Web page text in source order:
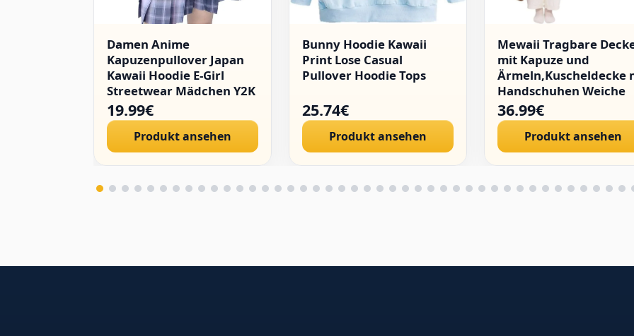
Damen Anime
Kapuzenpullover Japan
Kawaii Hoodie E-Girl
Streetwear Mädchen Y2K
Gothic Sweatshirt
Pullover
19.99€
Produkt ansehen
Bunny Hoodie Kawaii
Print Lose Casual
Pullover Hoodie Tops
25.74€
Produkt ansehen
Mewaii Tragbare
mit Kapuze und
Ärmeln,Kuscheldecke
Handschuhen Weiche
Flanell Sherpa Decke für
Damen und Herren
für Zuhause Reisen und
Tierliebhaber
36.99€
Produkt ansehen